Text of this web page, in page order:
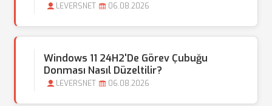
LEVERSNET 06.08.2026
Windows 11 24H2'de Görev Çubuğu
Donması Nasıl Düzeltilir?
LEVERSNET 06.08.2026